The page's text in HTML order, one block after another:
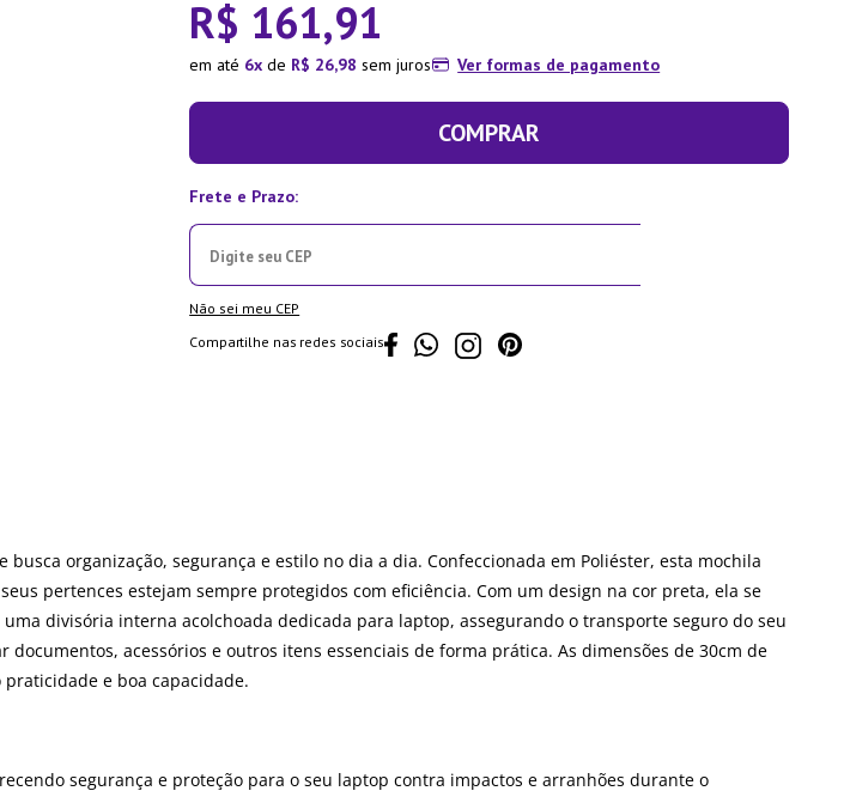
R$ 161,91
em até 6 de R$ 26,98 sem juros Ver formas de pagamento
COMPRAR
Não sei meu CEP
Compartilhe nas redes sociais
organização, segurança e estilo no dia a dia. Confeccionada em Poliéster, esta mochila
pertences estejam sempre protegidos com eficiência. Com um design na cor preta, ela se
divisória interna acolchoada dedicada para laptop, assegurando o transporte seguro do seu
acessórios e outros itens essenciais de forma prática. As dimensões de 30cm de
e boa capacidade.
segurança e proteção para o seu laptop contra impactos e arranhões durante o